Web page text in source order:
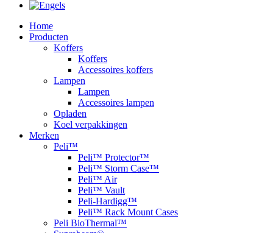
Home
Producten
Koffers
Koffers
Accessoires koffers
Lampen
Lampen
Accessoires lampen
Opladen
Koel verpakkingen
Merken
Peli™
Peli™ Protector™
Peli™ Storm Case™
Peli™ Air
Peli™ Vault
Peli-Hardigg™
Peli™ Rack Mount Cases
Peli BioThermal™